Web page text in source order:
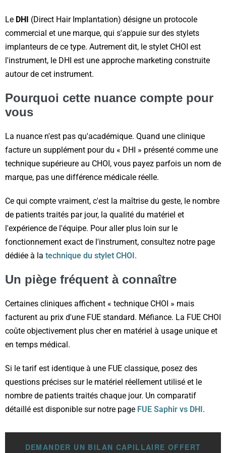
Le DHI
(Direct Hair Implantation) désigne un protocole
commercial et une marque, qui s'appuie sur des stylets
implanteurs de ce type. Autrement dit, le stylet CHOI est
l'instrument, le DHI est une approche marketing construite
autour de cet instrument.
Pourquoi cette nuance compte pour
vous
La nuance n'est pas qu'académique. Quand une clinique
facture un supplément pour du « DHI » présenté comme une
technique supérieure au CHOI, vous payez parfois un nom de
marque, pas une différence médicale réelle.
Ce qui compte vraiment, c'est la maîtrise du geste, le nombre
de patients traités par jour, la qualité du matériel et
l'expérience de l'équipe. Pour aller plus loin sur le
fonctionnement exact de l'instrument, consultez notre page
dédiée à la technique du stylet CHOI .
Un piège fréquent à connaître
Certaines cliniques affichent « technique CHOI » mais
facturent au prix d'une FUE standard. Méfiance. La FUE CHOI
coûte objectivement plus cher en matériel à usage unique et
en temps médical.
Si le tarif est identique à une FUE classique, posez des
questions précises sur le matériel réellement utilisé et le
nombre de patients traités chaque jour. Un comparatif
détaillé est disponible sur notre page FUE Saphir vs DHI .
DEMANDER UN BILAN CAPILLAIRE OFFERT